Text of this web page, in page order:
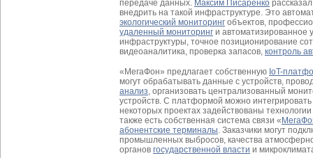
передаче данных. Максим Писаренко
внедрить на такой инфраструктуре. Это
экологический мониторинг объектов,
удаленный мониторинг и автоматизированное
инфраструктуры, точное позиционирование
видеоаналитика, проверка запасов, контроль
«МегаФон» предлагает собственную IoT-
могут обрабатывать данные с устройств,
анализ, организовать централизованный
устройств. С платформой можно
некоторых проектах задействованы технологии
также есть собственная система связи «
абонентские терминалы. Заказчики могут
промышленных выбросов, качества
органов государственной власти и